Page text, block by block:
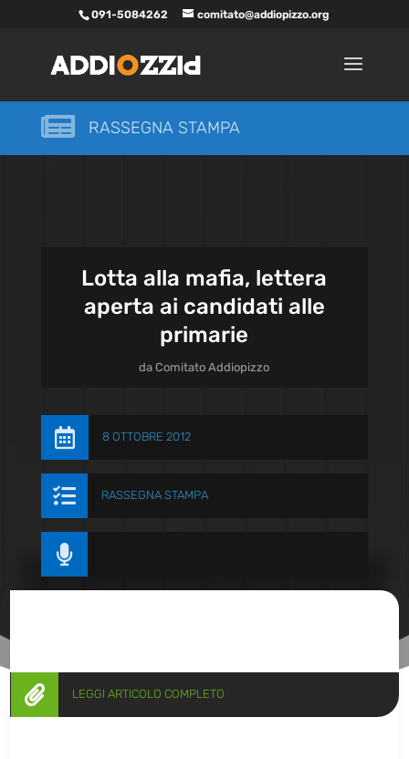
091-5084262 comitato@addiopizzo.org
 RASSEGNA STAMPA
Lotta alla mafia, lettera
aperta ai candidati alle
primarie
daComitato Addiopizzo
 8 OTTOBRE 2012
 RASSEGNA STAMPA

 LEGGI ARTICOLO COMPLETO